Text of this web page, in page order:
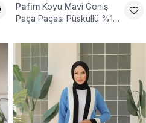
Pafim Koyu Mavi Geniş
Paça Paçası Püsküllü %100
Pantolon